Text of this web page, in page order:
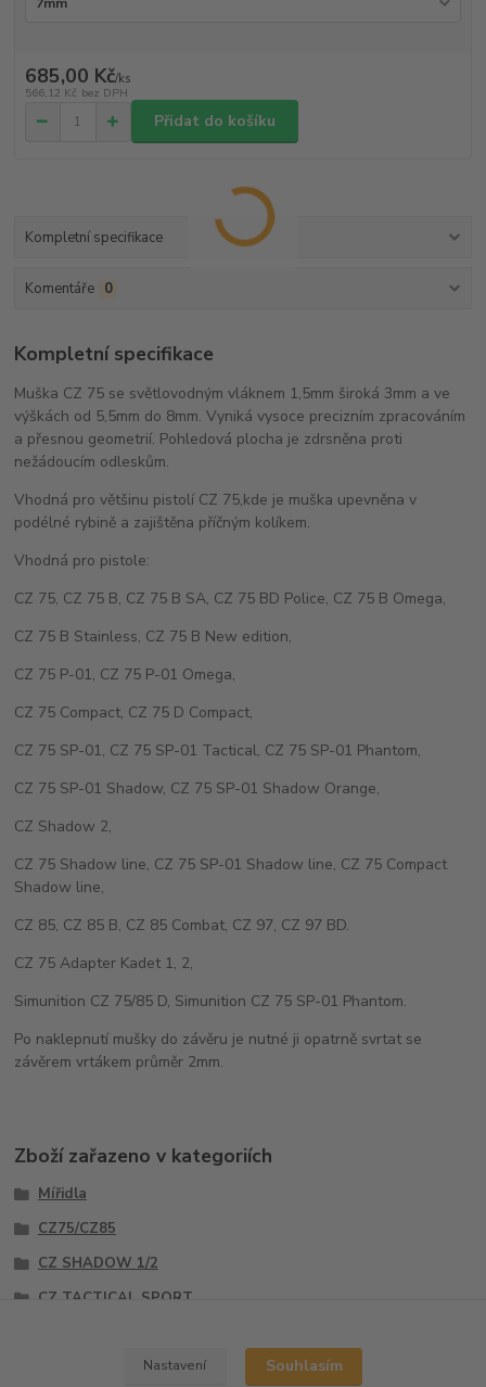
685,00 Kč/ks
566,12 Kč bez DPH
Přidat do košíku
Kompletní specifikace
Komentáře 0
Kompletní specifikace
Muška CZ 75 se světlovodným vláknem 1,5mm široká 3mm a ve
výškách od 5,5mm do 8mm. Vyniká vysoce precizním zpracováním
a přesnou geometrií. Pohledová plocha je zdrsněna proti
nežádoucím odleskům.
Vhodná pro většinu pistolí CZ 75,kde je muška upevněna v
podélné rybině a zajištěna příčným kolíkem.
Vhodná pro pistole:
CZ 75, CZ 75 B, CZ 75 B SA, CZ 75 BD Police, CZ 75 B Omega,
CZ 75 B Stainless, CZ 75 B New edition,
CZ 75 P-01, CZ 75 P-01 Omega,
CZ 75 Compact, CZ 75 D Compact,
CZ 75 SP-01, CZ 75 SP-01 Tactical, CZ 75 SP-01 Phantom,
CZ 75 SP-01 Shadow, CZ 75 SP-01 Shadow Orange,
CZ Shadow 2,
CZ 75 Shadow line, CZ 75 SP-01 Shadow line, CZ 75 Compact
Shadow line,
CZ 85, CZ 85 B, CZ 85 Combat, CZ 97, CZ 97 BD.
CZ 75 Adapter Kadet 1, 2,
Simunition CZ 75/85 D, Simunition CZ 75 SP-01 Phantom.
Po naklepnutí mušky do závěru je nutné ji opatrně svrtat se
závěrem vrtákem průměr 2mm.
Zboží zařazeno v kategoriích
Mířidla
CZ75/CZ85
CZ SHADOW 1/2
CZ TACTICAL SPORT
Nastavení Souhlasím